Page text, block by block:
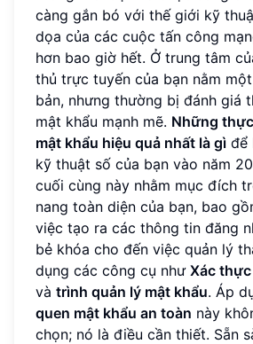
càng gắn bó với thế giới kỹ
dọa của các cuộc tấn công
hơn bao giờ hết. Ở trung tâm
thủ trực tuyến của bạn nằm
bản, nhưng thường bị đánh giá
mật khẩu mạnh mẽ. Những
mật khẩu hiệu quả nhất là gì để
kỹ thuật số của bạn vào năm
cuối cùng này nhằm mục đích
nang toàn diện của bạn, bao
việc tạo ra các thông tin đăng
bẻ khóa cho đến việc quản lý
dụng các công cụ như Xác
và trình quản lý mật khẩu. Áp
quen mật khẩu an toàn này
chọn; nó là điều cần thiết. Sẵn